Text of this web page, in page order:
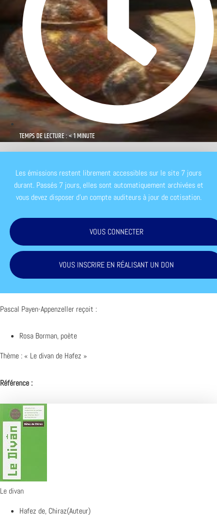
TEMPS DE LECTURE : < 1 MINUTE
Les émissions restent librement accessibles sur le site 7 jours
durant. Passés 7 jours, elles sont automatiquement archivées et
vous devez disposer d'un compte auditeurs à jour de cotisation.
VOUS CONNECTER
VOUS INSCRIRE EN RÉALISANT UN DON
Pascal Payen-Appenzeller reçoit :
Rosa Borman, poète
Thème : « Le divan de Hafez »
Référence :
Le divan
Hafez de, Chiraz(Auteur)